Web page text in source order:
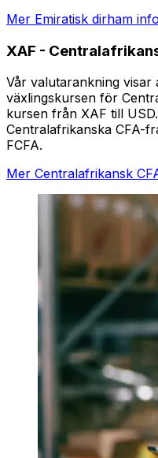
Mer Emiratisk dirham info
XAF -
Vår valutarankning visar
växlingskursen för
kursen från XAF till
Centralafrikanska CFA-
FCFA.
Mer Centralafrikansk